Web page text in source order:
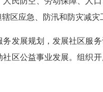
区应急、防汛和防灾减灾
发展规划，发展社区服
区公益事业发展。组织